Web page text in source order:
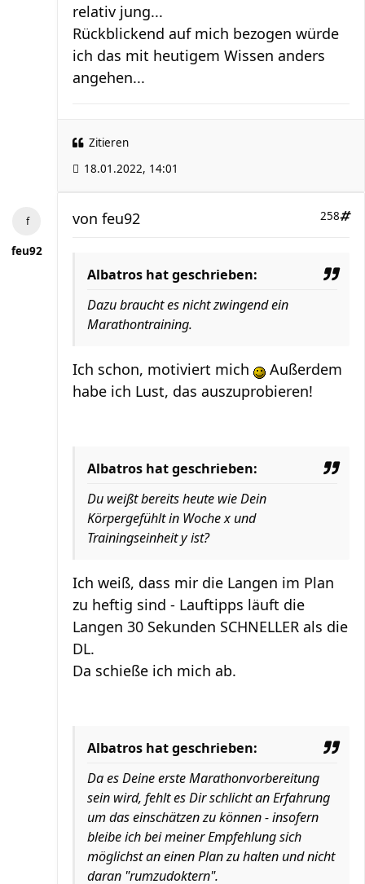
relativ jung...
Rückblickend auf mich bezogen würde
ich das mit heutigem Wissen anders
angehen...
Zitieren
18.01.2022, 14:01
feu92
258
von feu92
Albatros hat geschrieben:
Dazu braucht es nicht zwingend ein
Marathontraining.
Ich schon, motiviert mich
Außerdem
habe ich Lust, das auszuprobieren!
Albatros hat geschrieben:
Du weißt bereits heute wie Dein
Körpergefühlt in Woche x und
Trainingseinheit y ist?
Ich weiß, dass mir die Langen im Plan
zu heftig sind - Lauftipps läuft die
Langen 30 Sekunden SCHNELLER als die
DL.
Da schieße ich mich ab.
Albatros hat geschrieben:
Da es Deine erste Marathonvorbereitung
sein wird, fehlt es Dir schlicht an Erfahrung
um das einschätzen zu können - insofern
bleibe ich bei meiner Empfehlung sich
möglichst an einen Plan zu halten und nicht
daran "rumzudoktern".